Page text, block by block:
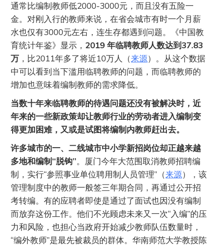
通常比编制教师低2000-3000元，而且没有五险一
金。对刚入行的教师来说，在省会城市有时一个月薪
水也仅有3000元左右，连生存都遇到问题。《中国教
育统计年鉴》显示， 2019 年临聘教师人数达到37.83
万 ，比2011年多了将近10万人（来源）。从这个数据
中可以看到当下滥用临聘教师的问题，而临聘教师的
增加也意味着编制教师的需求降低。
当数十年来临聘教师的待遇问题还没有被解决时，近
年来的一些新政策却让教师行业的劳动者进入编制变
得更加困难，又或是试图将编制内教师赶出去。
许多城市的一、二线城市中小学新招岗位却正越来越
多地和编制“脱钩”。厦门今年大范围取消教师招聘编
制，实行“参照事业单位聘用制人员管理”（来源），该
管理制度中的教师一般签三年期合同，再通过公开招
考转编。有的应聘者即使是通过了面试也因没有编制
而放弃这份工作。他们不光顾虑未来又一次“入编”的压
力和风险，也担心当政府开始减少教师队伍数量时，
“编外教师”是最先被裁员的群体。华南师范大学教授陈